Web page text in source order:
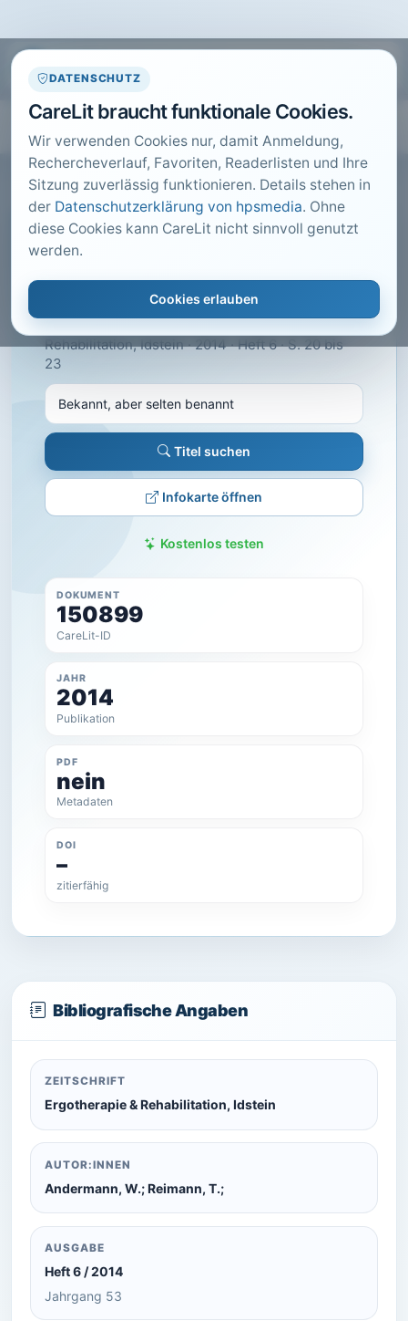
DATENSCHUTZ
CareLit braucht funktionale Cookies.
Wir verwenden Cookies nur, damit Anmeldung,
Rechercheverlauf, Favoriten, Readerlisten und Ihre
Sitzung zuverlässig funktionieren. Details stehen in
der Datenschutzerklärung von hpsmedia. Ohne
diese Cookies kann CareLit nicht sinnvoll genutzt
werden.
Cookies erlauben
CARELIT FACHARTIKEL
Bekannt, aber selten
Rehabilitation, Idstein · 2014 · Heft 6 · S. 20 bis
23
Titel suchen
Infokarte öffnen
Kostenlos testen
DOKUMENT
150899
CareLit-ID
JAHR
2014
Publikation
PDF
nein
Metadaten
DOI
–
zitierfähig
Bibliografische Angaben
ZEITSCHRIFT
Ergotherapie & Rehabilitation, Idstein
AUTOR:INNEN
Andermann, W.; Reimann, T.;
AUSGABE
Heft 6 / 2014
Jahrgang 53